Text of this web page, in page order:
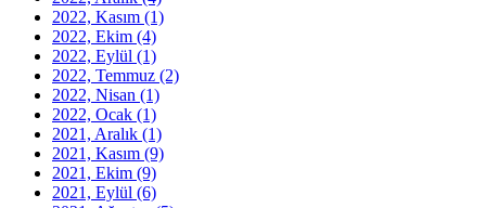
2022, Kasım (1)
2022, Ekim (4)
2022, Eylül (1)
2022, Temmuz (2)
2022, Nisan (1)
2022, Ocak (1)
2021, Aralık (1)
2021, Kasım (9)
2021, Ekim (9)
2021, Eylül (6)